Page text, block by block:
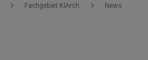
Fachgebiet KlArch News